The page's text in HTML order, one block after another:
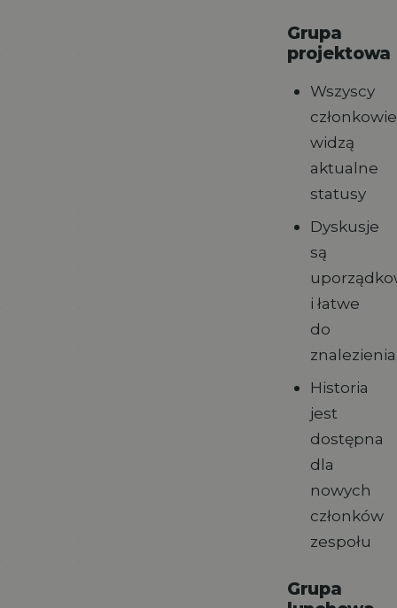
Grupa
projektowa
Wszyscy
członkowie
widzą
aktualne
statusy
Dyskusje
są
i łatwe
do
znalezienia
Historia
jest
dostępna
dla
nowych
członków
zespołu
Grupa